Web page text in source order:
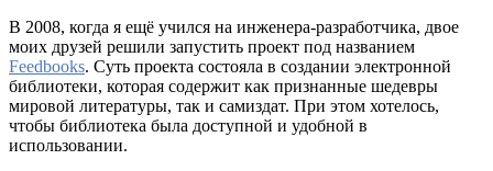
В 2008, когда я ещё учился на инженера-разработчика, двое
моих друзей решили запустить проект под названием
Feedbooks. Суть проекта состояла в создании электронной
библиотеки, которая содержит как признанные шедевры
мировой литературы, так и самиздат. При этом хотелось,
чтобы библиотека была доступной и удобной в
использовании.